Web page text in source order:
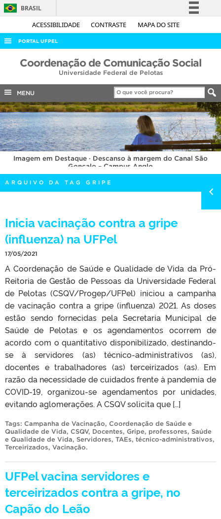
ACESSIBILIDADE CONTRASTE MAPA DO SITE
BRASIL
Simplifique!
Acesso à informação
Legislação
Canais
PORTAL UFPEL
ACESSO À INFORMAÇÃO
COBALTO
CONCURSOS
EDITAIS
INTERNACIONAL
OUVIDORIA
PORTARIAS
TELEFONES
Coordenação de Comunicação Social
Universidade Federal de Pelotas
MENU
Imagem em Destaque · Descanso à margem do Canal São
Gonçalo – Campus Anglo
ARQUIVO DA TAG GRIPE
Inicia vacinação contra a gripe
(influenza) na UFPel
17/05/2021
A Coordenação de Saúde e Qualidade de Vida da Pró-
Reitoria de Gestão de Pessoas da Universidade Federal
de Pelotas (CSQV/Progep/UFPel) iniciou a campanha
de vacinação contra a gripe (influenza) 2021. As doses
estão sendo fornecidas pela Secretaria Municipal de
Saúde de Pelotas e os agendamentos ocorrem de
acordo com o quantitativo disponibilizado, destinando-
se à servidores (as) técnico-administrativos (as),
docentes e trabalhadores (as) terceirizados (as). Em
razão da necessidade de cuidados frente à pandemia de
COVID-19, organizou-se agendamentos por unidades,
evitando aglomerações. A CSQV solicita que […]
Tags: Campanha de Vacinação, Coordenação de Saúde e
Qualidade de Vida, CSQV, Docentes, Gripe, professores, Saúde
e Qualidade de Vida, Servidores, TAEs, técnico-administrativos,
Terceirizados, Vacinação.
UFPel vacina servidores e
terceirizados contra a gripe, no
Capão do Leão